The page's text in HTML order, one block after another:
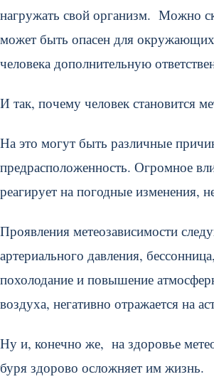
нагружать свой организм. Можно
может быть опасен для
человека дополнительную
И так, почему человек становится
На это могут быть различные
предрасположенность. Огромное
реагирует на погодные изменения,
Проявления метеозависимости
артериального давления,
похолодание и повышение
воздуха, негативно отражается на
Ну и, конечно же, на здоровье
буря здорово осложняет им жизнь.